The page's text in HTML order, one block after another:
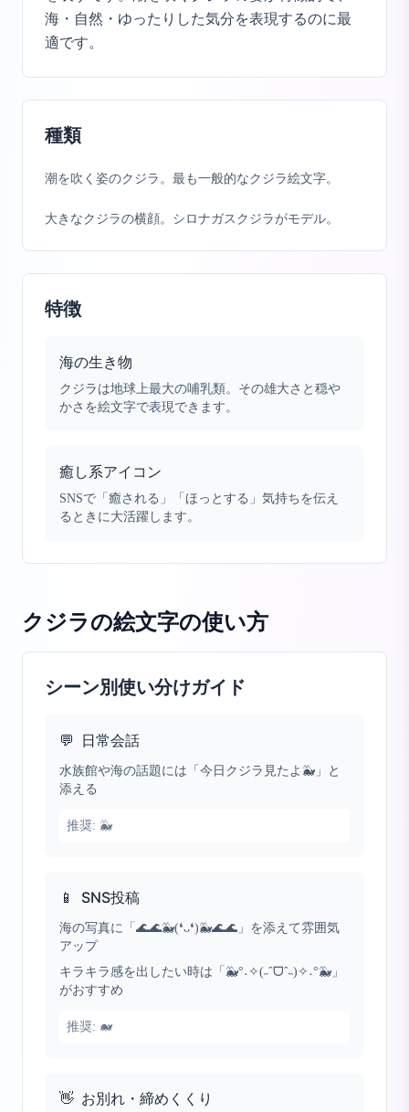
海・自然・ゆったりした気分を表現するのに最
適です。
種類
潮を吹く姿のクジラ。最も一般的なクジラ絵文字。
大きなクジラの横顔。シロナガスクジラがモデル。
特徴
海の生き物
クジラは地球上最大の哺乳類。その雄大さと穏や
かさを絵文字で表現できます。
癒し系アイコン
SNSで「癒される」「ほっとする」気持ちを伝え
るときに大活躍します。
クジラの絵文字の使い方
シーン別使い分けガイド
💬 日常会話
水族館や海の話題には「今日クジラ見たよ🐳」と
添える
推奨: 🐳
📱 SNS投稿
海の写真に「🌊🌊🐳(❛ᴗ❛)🐳🌊🌊」を添えて雰囲気
アップ
キラキラ感を出したい時は「🐳°˖✧(˶ˆᗜˆ˵)✧˖°🐳」
がおすすめ
推奨: 🐋
👋 お別れ・締めくくり